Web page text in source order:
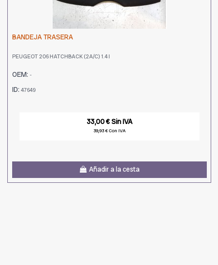
BANDEJA TRASERA
PEUGEOT 206 HATCHBACK (2A/C) 1.4 I
OEM: -
ID: 47649
33,00 € Sin IVA
39,93 € Con IVA
Añadir a la cesta